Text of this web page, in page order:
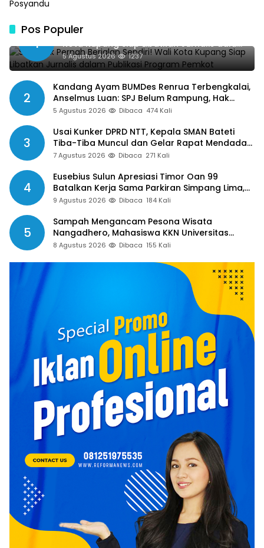
Pos Populer
1
SMSI Tak Pernah Berjalan Sendiri! Wali
Kota Kupang Siap Libatkan Jurnalis dalam
Publikasi Program Pemkot
5 Agustus 2026 1237
2
Kandang Ayam BUMDes Renrua Terbengkalai,
Anselmus Luan: SPJ Belum Rampung, Hak
Aparat Desa Sejak Januari Belum Dibayar
5 Agustus 2026 Dibaca 474 Kali
3
Usai Kunker DPRD NTT, Kepala SMAN Bateti
Tiba-Tiba Muncul dan Gelar Rapat Mendadak,
Guru Pertanyakan Hak 15 Persen yang Belum
7 Agustus 2026 Dibaca 271 Kali
4
Eusebius Sulun Apresiasi Timor Oan 99
Batalkan Kerja Sama Parkiran Simpang Lima,
Minta Pemkab Belu Tak Gegabah Buat
9 Agustus 2026 Dibaca 184 Kali
5
Sampah Mengancam Pesona Wisata
Nangadhero, Mahasiswa KKN Universitas
Muhamadiyah Turun Tangan Bersihkan Pantai
8 Agustus 2026 Dibaca 155 Kali